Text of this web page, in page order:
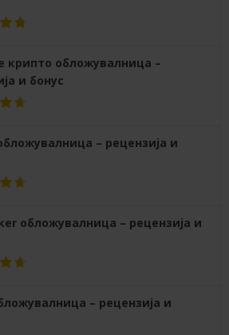
крипто обложувалница –
и бонус
– рецензија и
обложувалница – рецензија и
– рецензија и